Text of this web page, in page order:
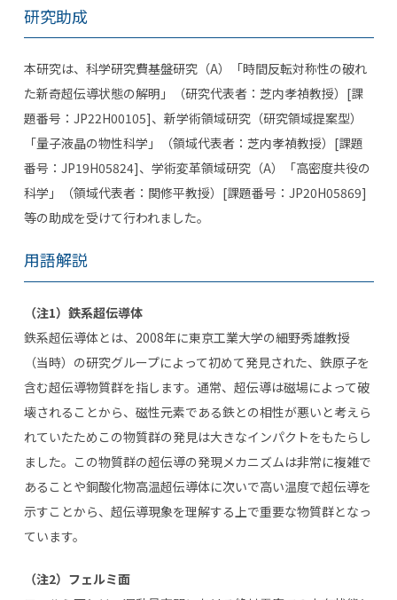
研究助成
本研究は、科学研究費基盤研究（A）「時間反転対称性の破れ
た新奇超伝導状態の解明」（研究代表者：芝内孝禎教授） [課
題番号： JP22H00105]、新学術領域研究（研究領域提案型）
「量子液晶の物性科学」（領域代表者：芝内孝禎教授） [課題
番号： JP19H05824]、学術変革領域研究（A）「高密度共役の
科学」（領域代表者：関修平教授） [課題番号： JP20H05869]
等の助成を受けて行われました。
用語解説
（注1）鉄系超伝導体
鉄系超伝導体とは、 2008年に東京工業大学の細野秀雄教授
（当時）の研究グループによって初めて発見された、鉄原子を
含む超伝導物質群を指します。通常、超伝導は磁場によって破
壊されることから、磁性元素である鉄との相性が悪いと考えら
れていたためこの物質群の発見は大きなインパクトをもたらし
ました。この物質群の超伝導の発現メカニズムは非常に複雑で
あることや銅酸化物高温超伝導体に次いで高い温度で超伝導を
示すことから、超伝導現象を理解する上で重要な物質群となっ
ています。
（注2）フェルミ面